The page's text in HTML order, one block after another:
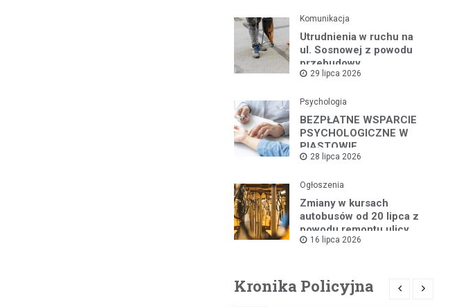
Komunikacja
Utrudnienia w ruchu na
ul. Sosnowej z powodu
przebudowy
29 lipca 2026
Psychologia
BEZPŁATNE WSPARCIE
PSYCHOLOGICZNE W
PIASTOWIE
28 lipca 2026
Ogłoszenia
Zmiany w kursach
autobusów od 20 lipca z
powodu remontu ulicy
16 lipca 2026
Kronika Policyjna